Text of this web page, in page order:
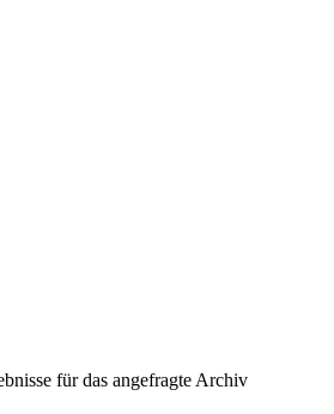
für das angefragte Archiv